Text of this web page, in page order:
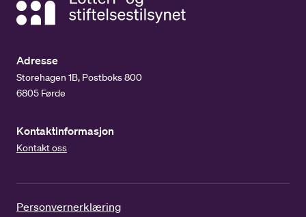
Adresse
Storehagen 1B, Postboks 800
6805 Førde
Kontaktinformasjon
Kontakt oss
Personvernerklæring